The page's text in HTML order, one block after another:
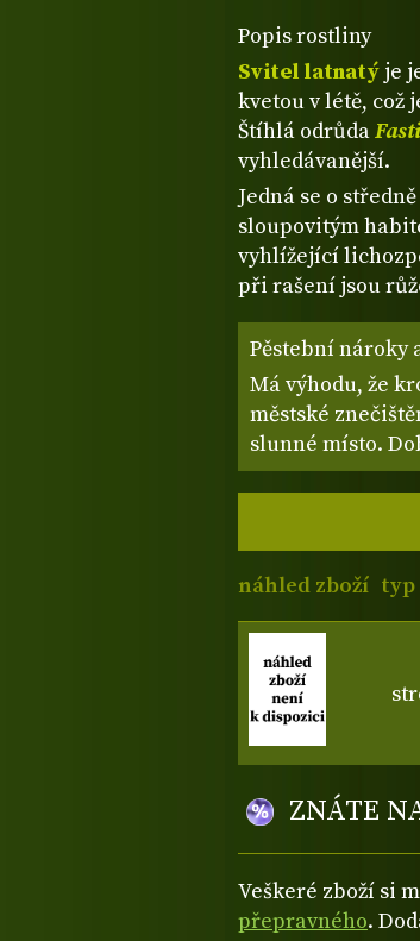
Popis rostliny
Svitel latnatý je
kvetou v létě, což
Štíhlá odrůda
vyhledávanější.
Jedná se o
sloupovitým
vyhlížející
při rašení jsou
Pěstební nároky
Má výhodu, že
městské
slunné místo.
náhled zboží typ
ZNÁTE
Veškeré zboží si
přepravného.